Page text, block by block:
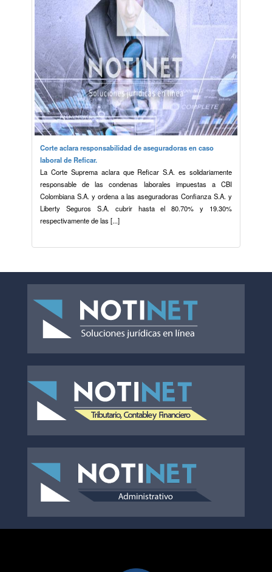
Corte aclara responsabilidad de aseguradoras en caso
laboral de Reficar.
La Corte Suprema aclara que Reficar S.A. es solidariamente
responsable de las condenas laborales impuestas a CBI
Colombiana S.A. y ordena a las aseguradoras Confianza S.A. y
Liberty Seguros S.A. cubrir hasta el 80.70% y 19.30%
respectivamente de las [...]